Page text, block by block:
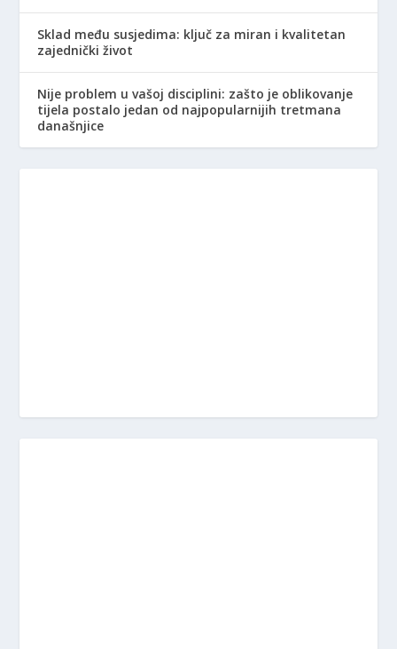
Sklad među susjedima: ključ za miran i kvalitetan
zajednički život
Nije problem u vašoj disciplini: zašto je oblikovanje
tijela postalo jedan od najpopularnijih tretmana
današnjice